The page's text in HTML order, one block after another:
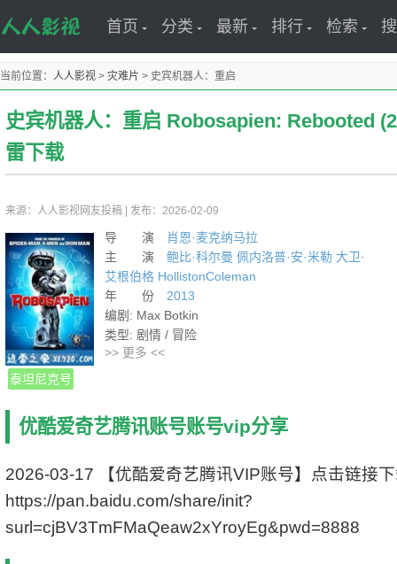
首页 分类 最新 排行 检索
当前位置： 人人影视 > 灾难片 > 史宾机器人：重启
史宾机器人：重启 Robosapien: Rebooted
雷下载
来源：人人影视网友投稿 发布：2026-02-09
导 演
肖恩·麦克纳马拉
主 演 鲍比·科尔曼 佩内洛普·安·米勒 大卫·
艾根伯格 HollistonColeman
年 份 2013
编剧: Max Botkin
类型: 剧情 / 冒险
制片国家/地区: 美国
片长: 86分钟
又名: 超能机器人 / Cody the Robosapien
>> 更多 <<
泰坦尼克号
优酷爱奇艺腾讯账号账号vip分享
2026-03-17 【优酷爱奇艺腾讯VIP账号】点击链接
https://pan.baidu.com/share/init?
surl=cjBV3TmFMaQeaw2xYroyEg&pwd=8888